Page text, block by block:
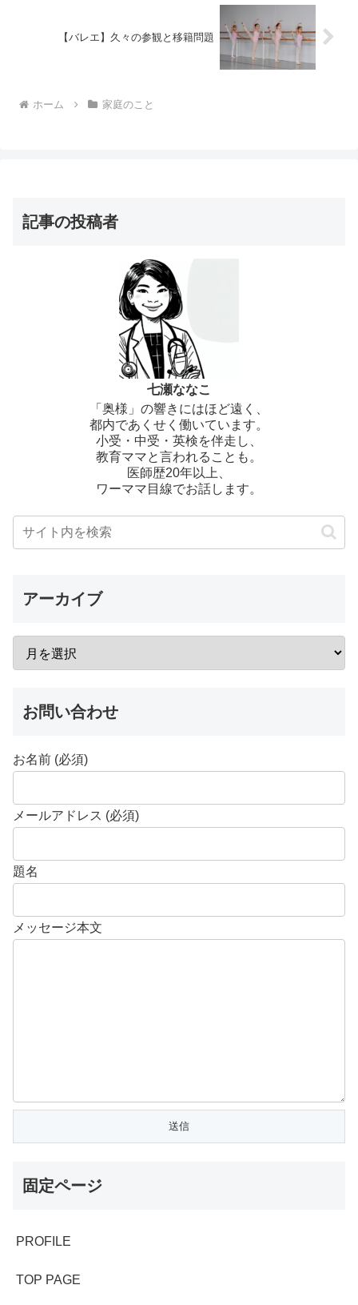
【バレエ】久々の参観と移籍問題
ホーム 家庭のこと
記事の投稿者
七瀬ななこ
「奥様」の響きにはほど遠く、
都内であくせく働いています。
小受・中受・英検を伴走し、
教育ママと言われることも。
医師歴20年以上、
ワーママ目線でお話します。
アーカイブ
お問い合わせ
お名前 (必須)
メールアドレス (必須)
題名
メッセージ本文
固定ページ
PROFILE
TOP PAGE